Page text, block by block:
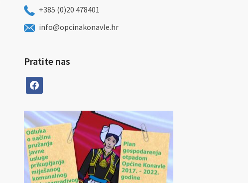
+385 (0)20 478401
info@opcinakonavle.hr
Pratite nas
facebook